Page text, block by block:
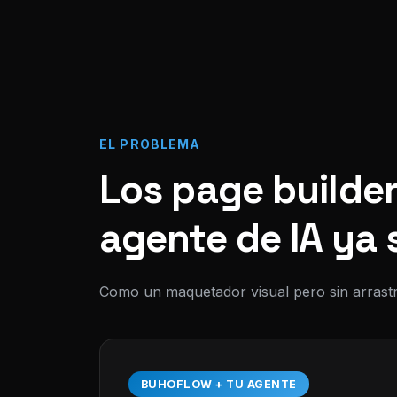
EL PROBLEMA
Los page
agente de IA ya
Como un maquetador visual pero sin
BUHOFLOW + TU AGENTE